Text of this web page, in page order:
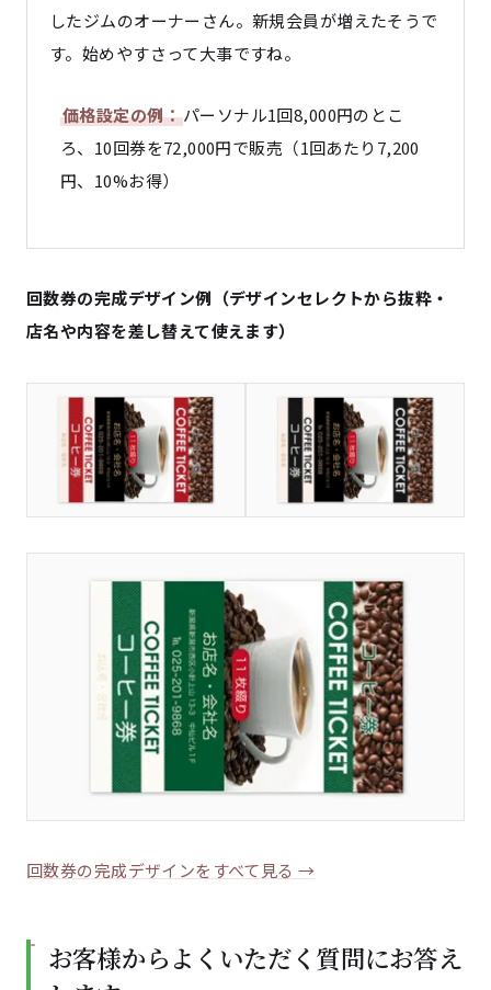
したジムのオーナーさん。新規会員が増えたそうで
す。始めやすさって大事ですね。
価格設定の例：パーソナル1回8,000円のとこ
ろ、10回券を72,000円で販売（1回あたり7,200
円、10%お得）
回数券の完成デザイン例（デザインセレクトから抜粋・
店名や内容を差し替えて使えます）
回数券の完成デザインをすべて見る →
お客様からよくいただく質問にお答え